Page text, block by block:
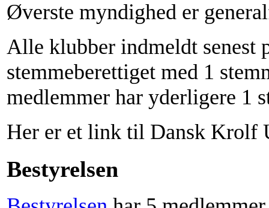
Øverste myndighed er
Alle klubber indmeldt senest
stemmeberettiget med 1
medlemmer har yderligere 1
Her er et link til Dansk
Bestyrelsen